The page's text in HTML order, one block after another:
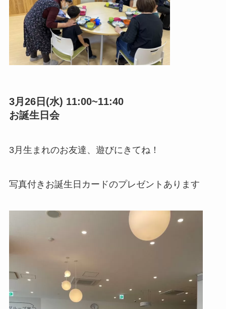
3月26日(水) 11:00~11:40
お誕生日会
3月生まれのお友達、遊びにきてね！
写真付きお誕生日カードのプレゼントあります